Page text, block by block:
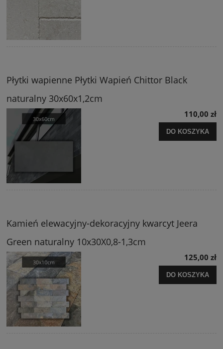
Płytki wapienne Płytki Wapień Chittor Black
naturalny 30x60x1,2cm
110,00 zł
DO KOSZYKA
Kamień elewacyjny-dekoracyjny kwarcyt Jeera
Green naturalny 10x30X0,8-1,3cm
125,00 zł
DO KOSZYKA